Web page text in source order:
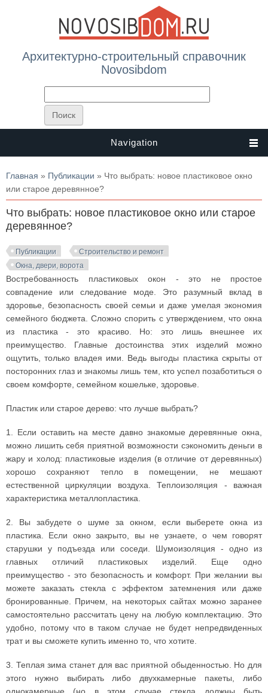
Архитектурно-строительный справочник
Novosibdom
Navigation
Вы здесь
Главная » Публикации » Что выбрать: новое пластиковое окно
или старое деревянное?
Что выбрать: новое пластиковое окно или старое
деревянное?
Публикации
Строительство и ремонт
Окна, двери, ворота
Востребованность пластиковых окон - это не простое
совпадение или следование моде. Это разумный вклад в
здоровье, безопасность своей семьи и даже умелая экономия
семейного бюджета. Сложно спорить с утверждением, что окна
из пластика - это красиво. Но: это лишь внешнее их
преимущество. Главные достоинства этих изделий можно
ощутить, только владея ими. Ведь выгоды пластика скрыты от
посторонних глаз и знакомы лишь тем, кто успел позаботиться о
своем комфорте, семейном кошельке, здоровье.
Пластик или старое дерево: что лучше выбрать?
1. Если оставить на месте давно знакомые деревянные окна,
можно лишить себя приятной возможности сэкономить деньги в
жару и холод: пластиковые изделия (в отличие от деревянных)
хорошо сохраняют тепло в помещении, не мешают
естественной циркуляции воздуха. Теплоизоляция - важная
характеристика металлопластика.
2. Вы забудете о шуме за окном, если выберете окна из
пластика. Если окно закрыто, вы не узнаете, о чем говорят
старушки у подъезда или соседи. Шумоизоляция - одно из
главных отличий пластиковых изделий. Еще одно
преимущество - это безопасность и комфорт. При желании вы
можете заказать стекла с эффектом затемнения или даже
бронированные. Причем, на некоторых сайтах можно заранее
самостоятельно рассчитать цену на любую комплектацию. Это
удобно, потому что в таком случае не будет непредвиденных
трат и вы сможете купить именно то, что хотите.
3. Теплая зима станет для вас приятной обыденностью. Но для
этого нужно выбирать либо двухкамерные пакеты, либо